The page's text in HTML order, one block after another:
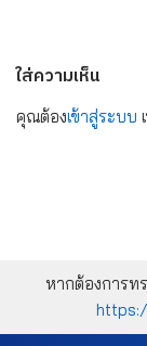
ใส่ความเห็น
คุณต้องเข้าสู่ระบบ
หากต้องการท